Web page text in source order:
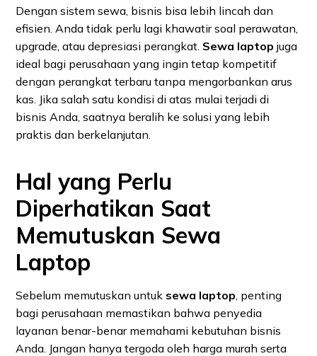
Dengan sistem sewa, bisnis bisa lebih lincah dan
efisien. Anda tidak perlu lagi khawatir soal perawatan,
upgrade, atau depresiasi perangkat. Sewa laptop juga
ideal bagi perusahaan yang ingin tetap kompetitif
dengan perangkat terbaru tanpa mengorbankan arus
kas. Jika salah satu kondisi di atas mulai terjadi di
bisnis Anda, saatnya beralih ke solusi yang lebih
praktis dan berkelanjutan.
Hal yang Perlu
Diperhatikan Saat
Memutuskan Sewa
Laptop
Sebelum memutuskan untuk sewa laptop , penting
bagi perusahaan memastikan bahwa penyedia
layanan benar-benar memahami kebutuhan bisnis
Anda. Jangan hanya tergoda oleh harga murah serta